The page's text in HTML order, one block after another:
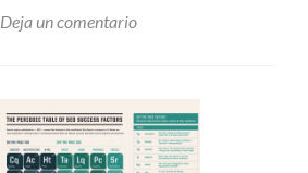
y
del
posicionamiento
Web
Deja un comentario